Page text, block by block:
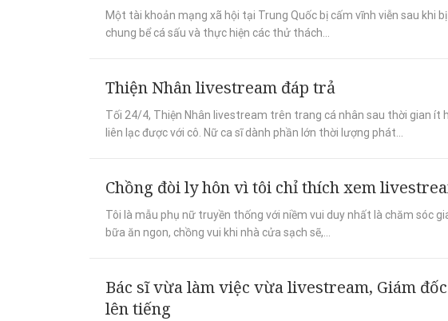
Một tài khoản mạng xã hội tại Trung Quốc bị cấm vĩnh viễn sau khi
chung bể cá sấu và thực hiện các thử thách...
Thiện Nhân livestream đáp trả
Tối 24/4, Thiện Nhân livestream trên trang cá nhân sau thời gian ít
liên lạc được với cô. Nữ ca sĩ dành phần lớn thời lượng phát...
Chồng đòi ly hôn vì tôi chỉ thích xem
Tôi là mẫu phụ nữ truyền thống với niềm vui duy nhất là chăm sóc
bữa ăn ngon, chồng vui khi nhà cửa sạch sẽ,...
Bác sĩ vừa làm việc vừa livestream, Giám
lên tiếng